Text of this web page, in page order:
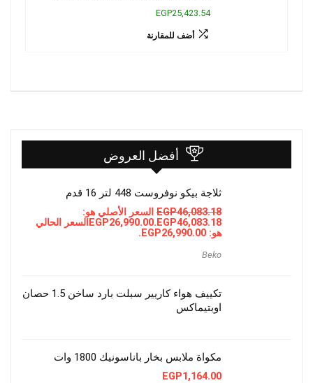
EGP25,423.54
أضف للمقارنة
أفضل العروض
ثلاجة بيكو نوفروست 448 لتر 16 قدم
EGP46,083.18
السعر الأصلي هو:
EGP46,083.18.
EGP26,990.00
السعر الحالي
هو: EGP26,990.00.
Beko
تكييف هواء كاريير سبلت بارد ساخن 1.5 حصان
اوبتيماكس
مكواة ملابس بخار باناسونيك 1800 وات
EGP1,164.00